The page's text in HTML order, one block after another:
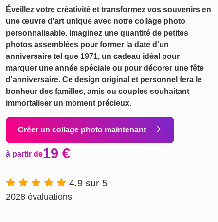
Éveillez votre créativité et transformez vos souvenirs en
une œuvre d'art unique avec notre collage photo
personnalisable. Imaginez une quantité de petites
photos assemblées pour former la date d'un
anniversaire tel que 1971, un cadeau idéal pour
marquer une année spéciale ou pour décorer une fête
d'anniversaire. Ce design original et personnel fera le
bonheur des familles, amis ou couples souhaitant
immortaliser un moment précieux.
Créer un collage photo maintenant
à partir de19 €
4.9 sur 5
2028 évaluations